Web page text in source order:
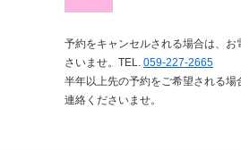
予約をキャンセルされる場合は、
さいませ。TEL. 059-227-2665
半年以上先の予約をご希望される
連絡くださいませ。